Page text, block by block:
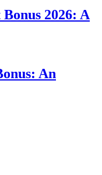
2026: A
An